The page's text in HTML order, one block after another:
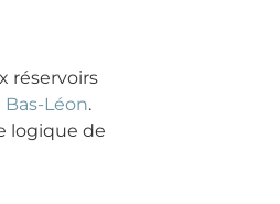
réservoirs
Léon.
logique de